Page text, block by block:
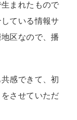
まれたもので
ている情報サ
区なので、播
感できて、初
させていただ